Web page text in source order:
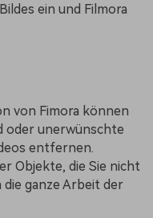
ein und Filmora
von Fimora können
oder unerwünschte
entfernen.
Objekte, die Sie nicht
die ganze Arbeit der